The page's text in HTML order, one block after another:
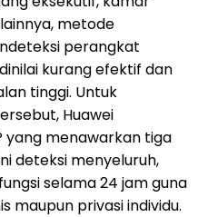
metode
perangkat
kurang efektif dan
tinggi. Untuk
Huawei
yang menawarkan tiga
deteksi menyeluruh,
selama 24 jam guna
maupun privasi individu.